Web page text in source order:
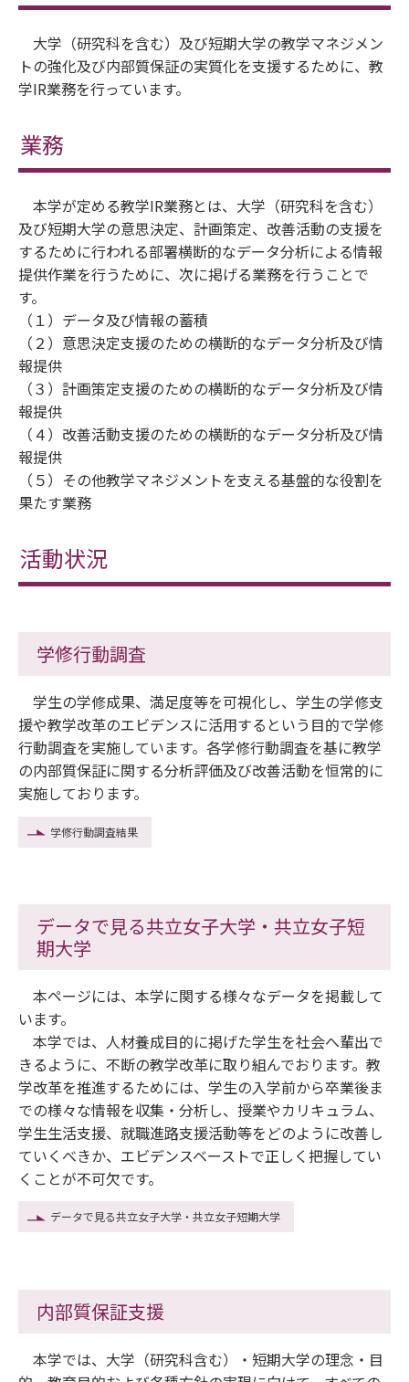
大学（研究科を含む）及び短期大学の教学マネジメン
トの強化及び内部質保証の実質化を支援するために、教
学IR業務を行っています。
業務
本学が定める教学IR業務とは、大学（研究科を含む）
及び短期大学の意思決定、計画策定、改善活動の支援を
するために行われる部署横断的なデータ分析による情報
提供作業を行うために、次に掲げる業務を行うことで
す。
（１）データ及び情報の蓄積
（２）意思決定支援のための横断的なデータ分析及び情
報提供
（３）計画策定支援のための横断的なデータ分析及び情
報提供
（４）改善活動支援のための横断的なデータ分析及び情
報提供
（５）その他教学マネジメントを支える基盤的な役割を
果たす業務
活動状況
学修行動調査
学生の学修成果、満足度等を可視化し、学生の学修支
援や教学改革のエビデンスに活用するという目的で学修
行動調査を実施しています。各学修行動調査を基に教学
の内部質保証に関する分析評価及び改善活動を恒常的に
実施しております。
学修行動調査結果
データで見る共立女子大学・共立女子短
期大学
本ページには、本学に関する様々なデータを掲載して
います。
本学では、人材養成目的に掲げた学生を社会へ輩出で
きるように、不断の教学改革に取り組んでおります。教
学改革を推進するためには、学生の入学前から卒業後ま
での様々な情報を収集・分析し、授業やカリキュラム、
学生生活支援、就職進路支援活動等をどのように改善し
ていくべきか、エビデンスベーストで正しく把握してい
くことが不可欠です。
データで見る共立女子大学・共立女子短期大学
内部質保証支援
本学では、大学（研究科含む）・短期大学の理念・目